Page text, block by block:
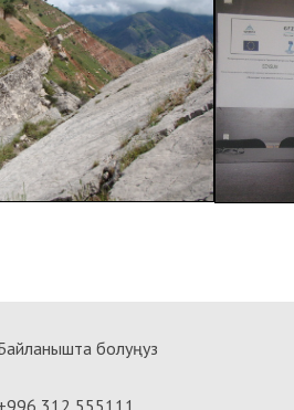
болуңуз
312 555111